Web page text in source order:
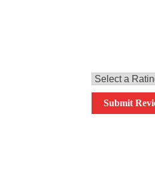
Submit